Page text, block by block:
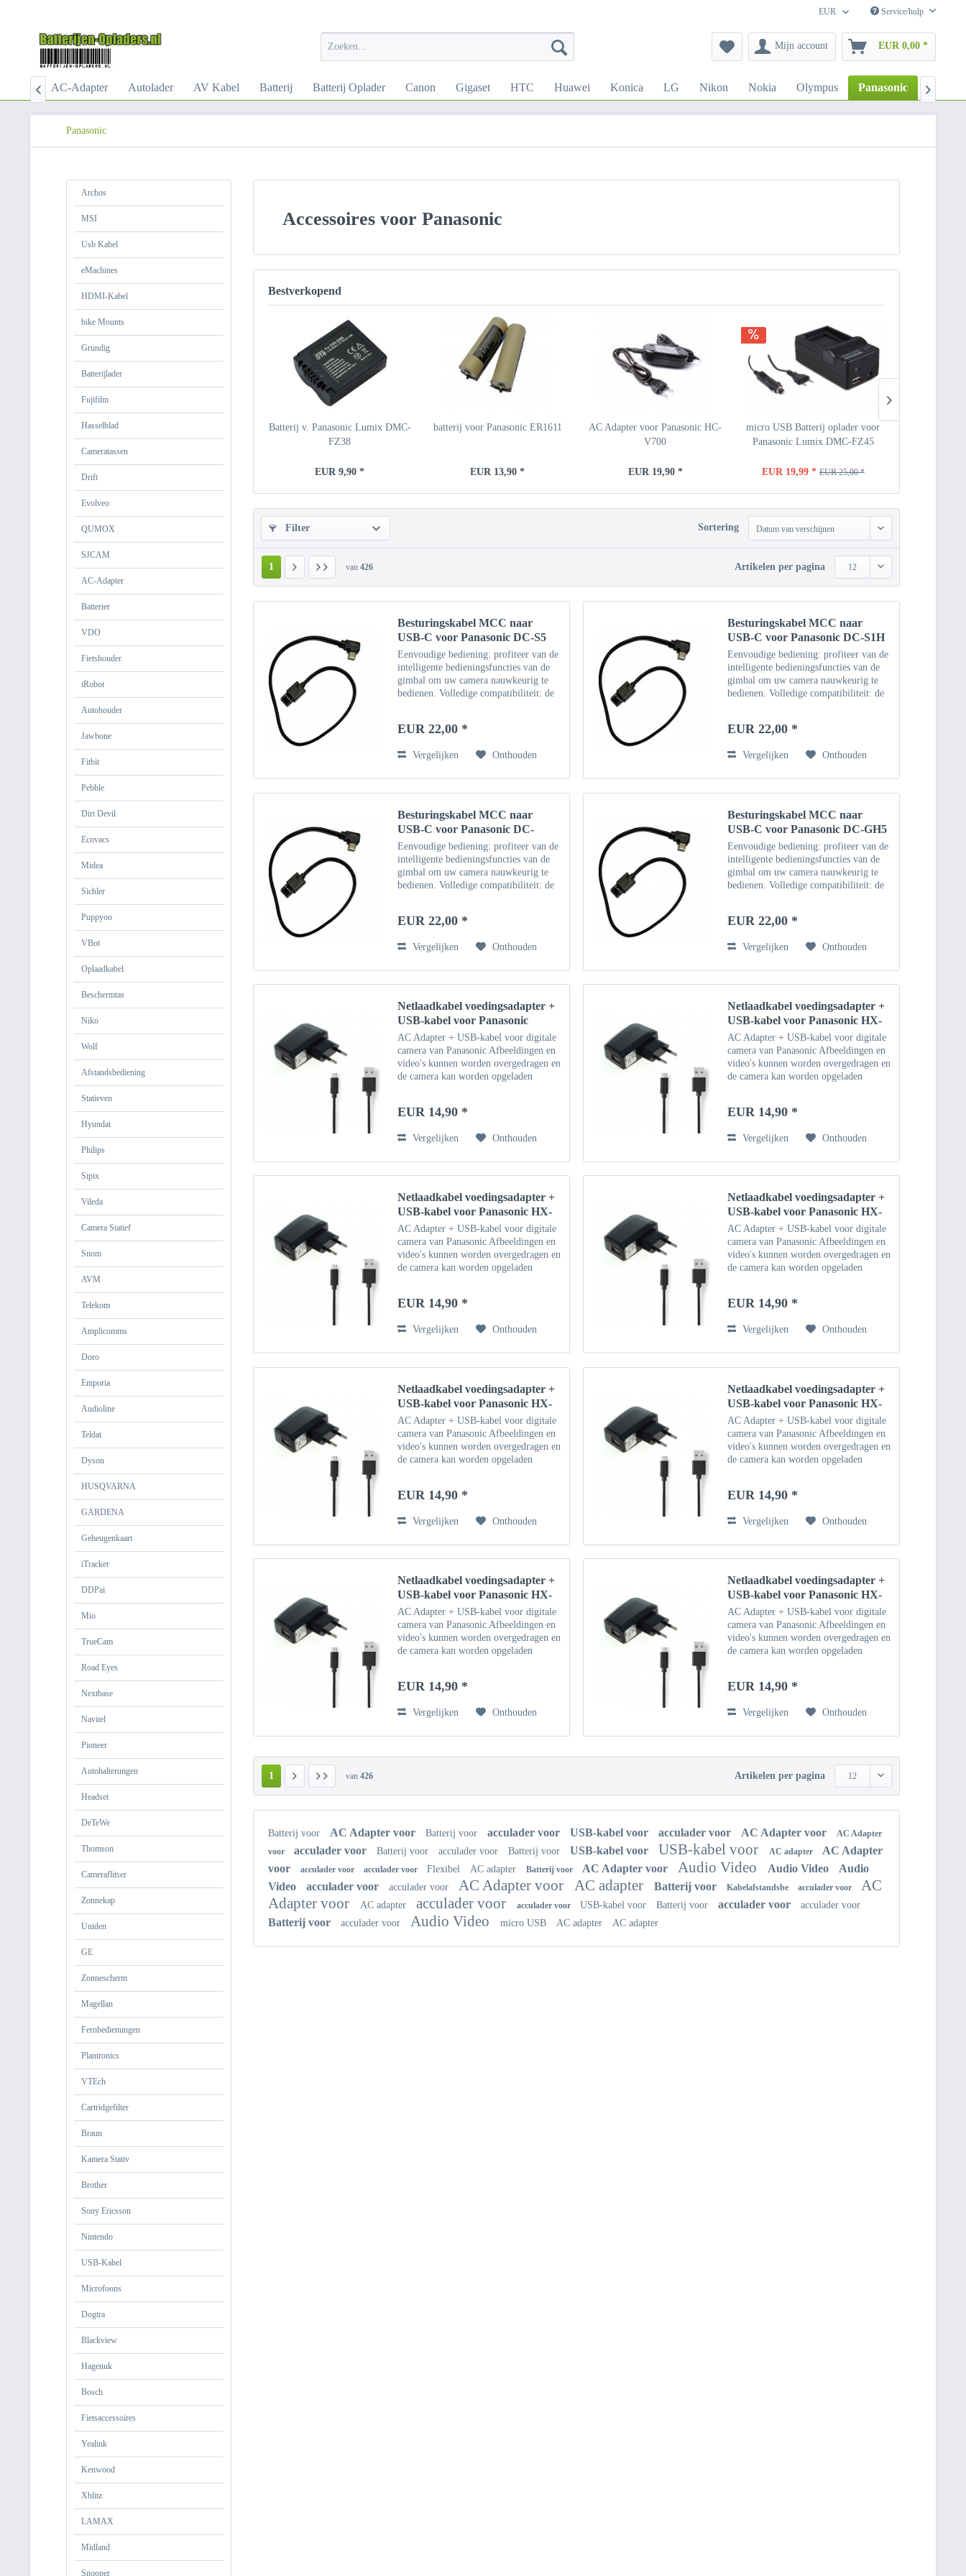
EUR Service/hulp
Mijn account EUR 0,00 *
AC-Adapter Autolader AV Kabel Batterij Batterij Oplader Canon Gigaset HTC Huawei Konica LG Nikon Nokia Olympus Panasonic Sony
 
Panasonic
Archos
MSI
Usb Kabel
eMachines
HDMI-Kabel
bike Mounts
Grundig
Batterijlader
Fujifilm
Hasselblad
Cameratassen
Drift
Evolveo
QUMOX
SJCAM
AC-Adapter
Batterier
VDO
Fietshouder
iRobot
Autohouder
Jawbone
Fitbit
Pebble
Dirt Devil
Ecovacs
Midea
Sichler
Puppyoo
VBot
Oplaadkabel
Beschermtas
Niko
Wolf
Afstandsbediening
Statieven
Hyundai
Philips
Sipix
Vileda
Camera Statief
Snom
AVM
Telekom
Amplicomms
Doro
Emporia
Audioline
Teldat
Dyson
HUSQVARNA
GARDENA
Geheugenkaart
iTracker
DDPai
Mio
TrueCam
Road Eyes
Nextbase
Navitel
Pioneer
Autohalterungen
Headset
DeTeWe
Thomson
Cameraflitser
Zonnekap
Uniden
GE
Zonnescherm
Magellan
Fernbedienungen
Plantronics
VTEch
Cartridgefilter
Braun
Kamera Stativ
Brother
Sony Ericsson
Nintendo
USB-Kabel
Microfoons
Dogtra
Blackview
Hagenuk
Bosch
Fietsaccessoires
Yealink
Kenwood
Xblitz
LAMAX
Midland
Snooper
Accessoires voor Panasonic
Bestverkopend
Batterij v. Panasonic Lumix DMC-
FZ38
EUR 9,90 *
batterij voor Panasonic ER1611
EUR 13,90 *
AC Adapter voor Panasonic HC-
V700
EUR 19,90 *
micro USB Batterij oplader voor
Panasonic Lumix DMC-FZ45
EUR 19,99 * EUR 25,00 *
Filter Sortering Datum van verschijnen
1 van 426 Artikelen per pagina 12
Besturingskabel MCC naar
USB-C voor Panasonic DC-S5
Eenvoudige bediening: profiteer van de
intelligente bedieningsfuncties van de
gimbal om uw camera nauwkeurig te
bedienen. Volledige compatibiliteit: de
Ronin Gimbal en...
EUR 22,00 *
Vergelijken Onthouden
Besturingskabel MCC naar
USB-C voor Panasonic DC-S1H
Eenvoudige bediening: profiteer van de
intelligente bedieningsfuncties van de
gimbal om uw camera nauwkeurig te
bedienen. Volledige compatibiliteit: de
Ronin Gimbal en...
EUR 22,00 *
Vergelijken Onthouden
Besturingskabel MCC naar
USB-C voor Panasonic DC-
GH5S
Eenvoudige bediening: profiteer van de
intelligente bedieningsfuncties van de
gimbal om uw camera nauwkeurig te
bedienen. Volledige compatibiliteit: de
Ronin Gimbal en...
EUR 22,00 *
Vergelijken Onthouden
Besturingskabel MCC naar
USB-C voor Panasonic DC-GH5
Eenvoudige bediening: profiteer van de
intelligente bedieningsfuncties van de
gimbal om uw camera nauwkeurig te
bedienen. Volledige compatibiliteit: de
Ronin Gimbal en...
EUR 22,00 *
Vergelijken Onthouden
Netlaadkabel voedingsadapter +
USB-kabel voor Panasonic
Lumix DC-TZ202
AC Adapter + USB-kabel voor digitale
camera van Panasonic Afbeeldingen en
video's kunnen worden overgedragen en
de camera kan worden opgeladen
Macbook
EUR 14,90 *
Vergelijken Onthouden
Netlaadkabel voedingsadapter +
USB-kabel voor Panasonic HX-
WA30EG
AC Adapter + USB-kabel voor digitale
camera van Panasonic Afbeeldingen en
video's kunnen worden overgedragen en
de camera kan worden opgeladen
Macbook
EUR 14,90 *
Vergelijken Onthouden
Netlaadkabel voedingsadapter +
USB-kabel voor Panasonic HX-
WA30
AC Adapter + USB-kabel voor digitale
camera van Panasonic Afbeeldingen en
video's kunnen worden overgedragen en
de camera kan worden opgeladen
Macbook
EUR 14,90 *
Vergelijken Onthouden
Netlaadkabel voedingsadapter +
USB-kabel voor Panasonic HX-
WA3
AC Adapter + USB-kabel voor digitale
camera van Panasonic Afbeeldingen en
video's kunnen worden overgedragen en
de camera kan worden opgeladen
Macbook
EUR 14,90 *
Vergelijken Onthouden
Netlaadkabel voedingsadapter +
USB-kabel voor Panasonic HX-
WA20
AC Adapter + USB-kabel voor digitale
camera van Panasonic Afbeeldingen en
video's kunnen worden overgedragen en
de camera kan worden opgeladen
Macbook
EUR 14,90 *
Vergelijken Onthouden
Netlaadkabel voedingsadapter +
USB-kabel voor Panasonic HX-
WA2
AC Adapter + USB-kabel voor digitale
camera van Panasonic Afbeeldingen en
video's kunnen worden overgedragen en
de camera kan worden opgeladen
Macbook
EUR 14,90 *
Vergelijken Onthouden
Netlaadkabel voedingsadapter +
USB-kabel voor Panasonic HX-
WA10
AC Adapter + USB-kabel voor digitale
camera van Panasonic Afbeeldingen en
video's kunnen worden overgedragen en
de camera kan worden opgeladen
Macbook
EUR 14,90 *
Vergelijken Onthouden
Netlaadkabel voedingsadapter +
USB-kabel voor Panasonic HX-
DC3
AC Adapter + USB-kabel voor digitale
camera van Panasonic Afbeeldingen en
video's kunnen worden overgedragen en
de camera kan worden opgeladen
Macbook
EUR 14,90 *
Vergelijken Onthouden
1 van 426 Artikelen per pagina 12
Batterij voor AC Adapter voor Batterij voor acculader voor USB-kabel voor acculader voor AC Adapter voor
AC Adapter
voor
acculader voor Batterij voor acculader voor Batterij voor USB-kabel voor USB-kabel voor AC adapter
AC Adapter
voor
acculader voor acculader voor Flexibel AC adapter Batterij voor AC Adapter voor Audio Video Audio Video
Audio
Video
acculader voor acculader voor AC Adapter voor AC adapter Batterij voor Kabelafstandsbe acculader voor
AC
Adapter voor
AC adapter acculader voor acculader voor USB-kabel voor Batterij voor acculader voor acculader voor
Batterij voor acculader voor Audio Video micro USB AC adapter AC adapter